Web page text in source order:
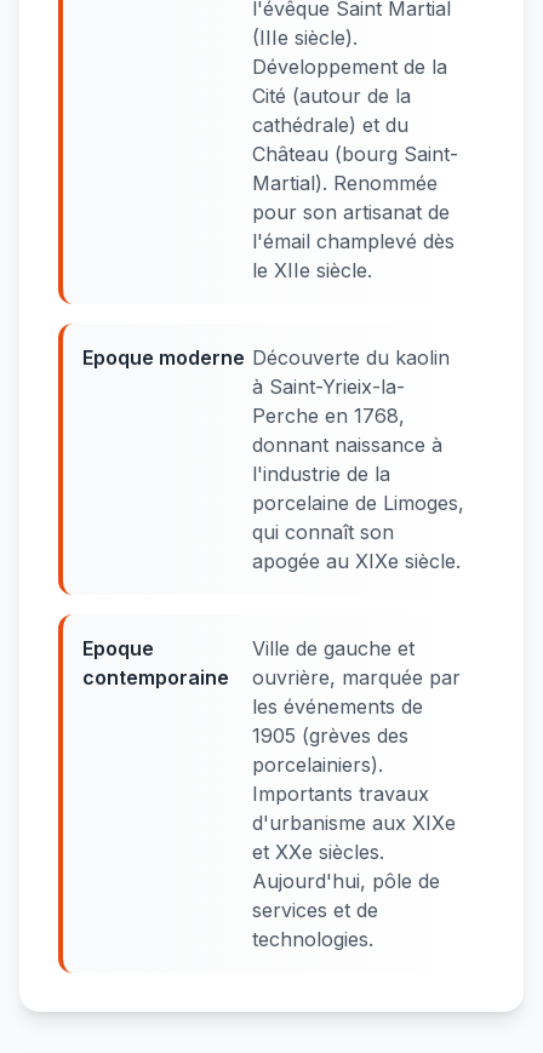
l'évêque Saint Martial
(IIIe siècle).
Développement de la
Cité (autour de la
cathédrale) et du
Château (bourg Saint-
Martial). Renommée
pour son artisanat de
l'émail champlevé dès
le XIIe siècle.
Epoque moderne Découverte du kaolin
à Saint-Yrieix-la-
Perche en 1768,
donnant naissance à
l'industrie de la
porcelaine de Limoges,
qui connaît son
apogée au XIXe siècle.
Epoque
contemporaine
Ville de gauche et
ouvrière, marquée par
les événements de
1905 (grèves des
porcelainiers).
Importants travaux
d'urbanisme aux XIXe
et XXe siècles.
Aujourd'hui, pôle de
services et de
technologies.